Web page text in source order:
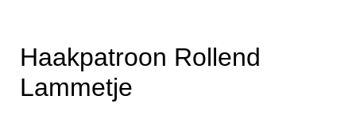
Haakpatroon Rollend
Lammetje